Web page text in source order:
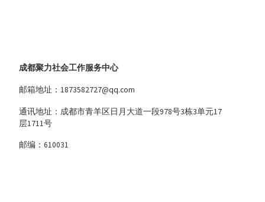
成都聚力社会工作服务中心
邮箱地址：1873582727@qq.com
通讯地址：成都市青羊区日月大道一段978号3栋3单元17
层1711号
邮编：610031